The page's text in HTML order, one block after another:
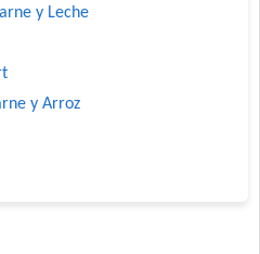
y Leche
y Arroz